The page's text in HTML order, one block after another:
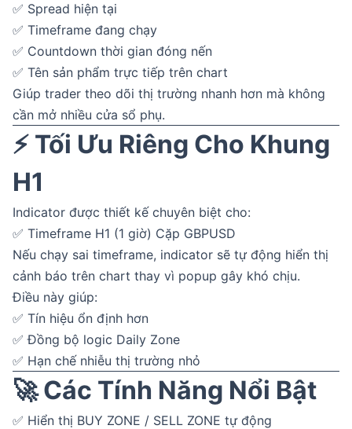
✅ Spread hiện tại
✅ Timeframe đang chạy
✅ Countdown thời gian đóng nến
✅ Tên sản phẩm trực tiếp trên chart
Giúp trader theo dõi thị trường nhanh hơn mà không
cần mở nhiều cửa sổ phụ.
⚡ Tối Ưu Riêng Cho Khung
H1
Indicator được thiết kế chuyên biệt cho:
✅ Timeframe H1 (1 giờ) Cặp GBPUSD
Nếu chạy sai timeframe, indicator sẽ tự động hiển thị
cảnh báo trên chart thay vì popup gây khó chịu.
Điều này giúp:
✅ Tín hiệu ổn định hơn
✅ Đồng bộ logic Daily Zone
✅ Hạn chế nhiễu thị trường nhỏ
🚀 Các Tính Năng Nổi Bật
✅ Hiển thị BUY ZONE / SELL ZONE tự động